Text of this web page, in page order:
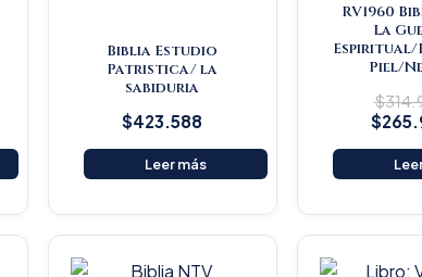
Biblia Estudio
Patristica/ la
sabiduria
$423.588
Leer más
RV1960
La
Espiritual/
Piel/
$
$
price
Current